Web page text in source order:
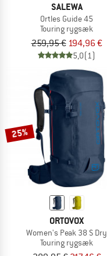
SALEWA
Ortles Guide 45
Touring rygsæk
259,95 € 194,96 €
5,0(1)
25%
ORTOVOX
Women's Peak 38 S Dry
Touring rygsæk